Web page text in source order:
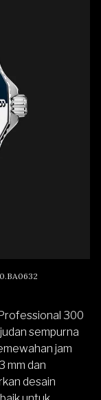
300
sempurna
jam
mm dan
desain